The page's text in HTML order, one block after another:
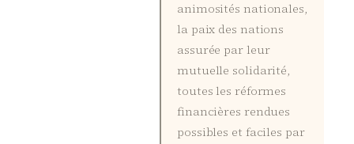
animosités nationales,
la paix des nations
assurée par leur
mutuelle solidarité,
toutes les réformes
financières rendues
possibles et faciles par